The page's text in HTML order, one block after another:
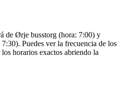
de Ørje busstorg (hora: 7:00) y
Puedes ver la frecuencia de los
horarios exactos abriendo la